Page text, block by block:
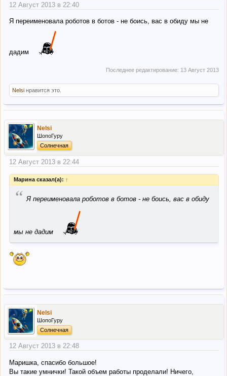
12 Август 2013 в 22:40
Я переименовала роботов в ботов - не боись, вас в обиду мы не
дадим
Последнее редактирование: 13 Август 2013
Nelsi нравится это.
Nelsi
ШопоГуру
Солнечная
12 Август 2013 в 22:44
Марина сказал(а): ↑
“ Я переименовала роботов в ботов - не боись, вас в обиду
мы не дадим
Nelsi
ШопоГуру
Солнечная
12 Август 2013 в 22:48
Маришка, спасибо большое!
Вы такие умнички! Такой объем работы проделали! Ничего,